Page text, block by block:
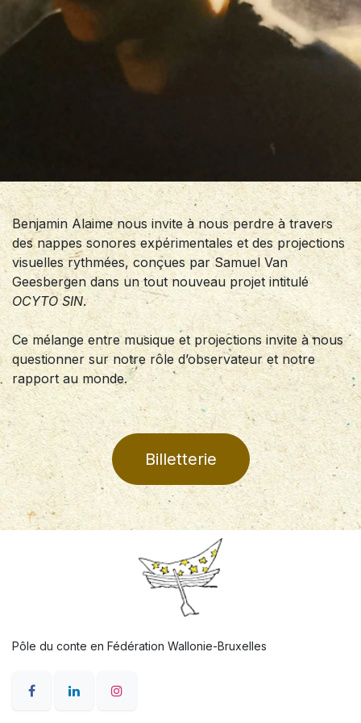
Benjamin Alaime nous invite à nous perdre à travers
des nappes sonores expérimentales et des projections
visuelles rythmées, conçues par Samuel Van
Geesbergen dans un tout nouveau projet intitulé
OCYTO SIN.
Ce mélange entre musique et projections invite à nous
questionner sur notre rôle d’observateur et notre
rapport au monde.
Billetterie
Pôle du conte en Fédération Wallonie-Bruxelles